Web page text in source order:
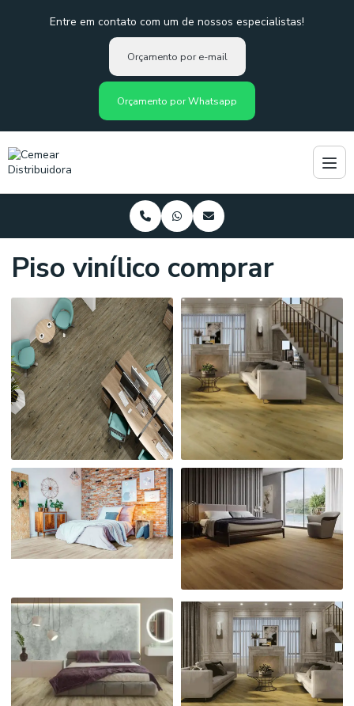
Entre em contato com um de nossos especialistas!
Orçamento por e-mail
Orçamento por Whatsapp
Piso vinílico comprar